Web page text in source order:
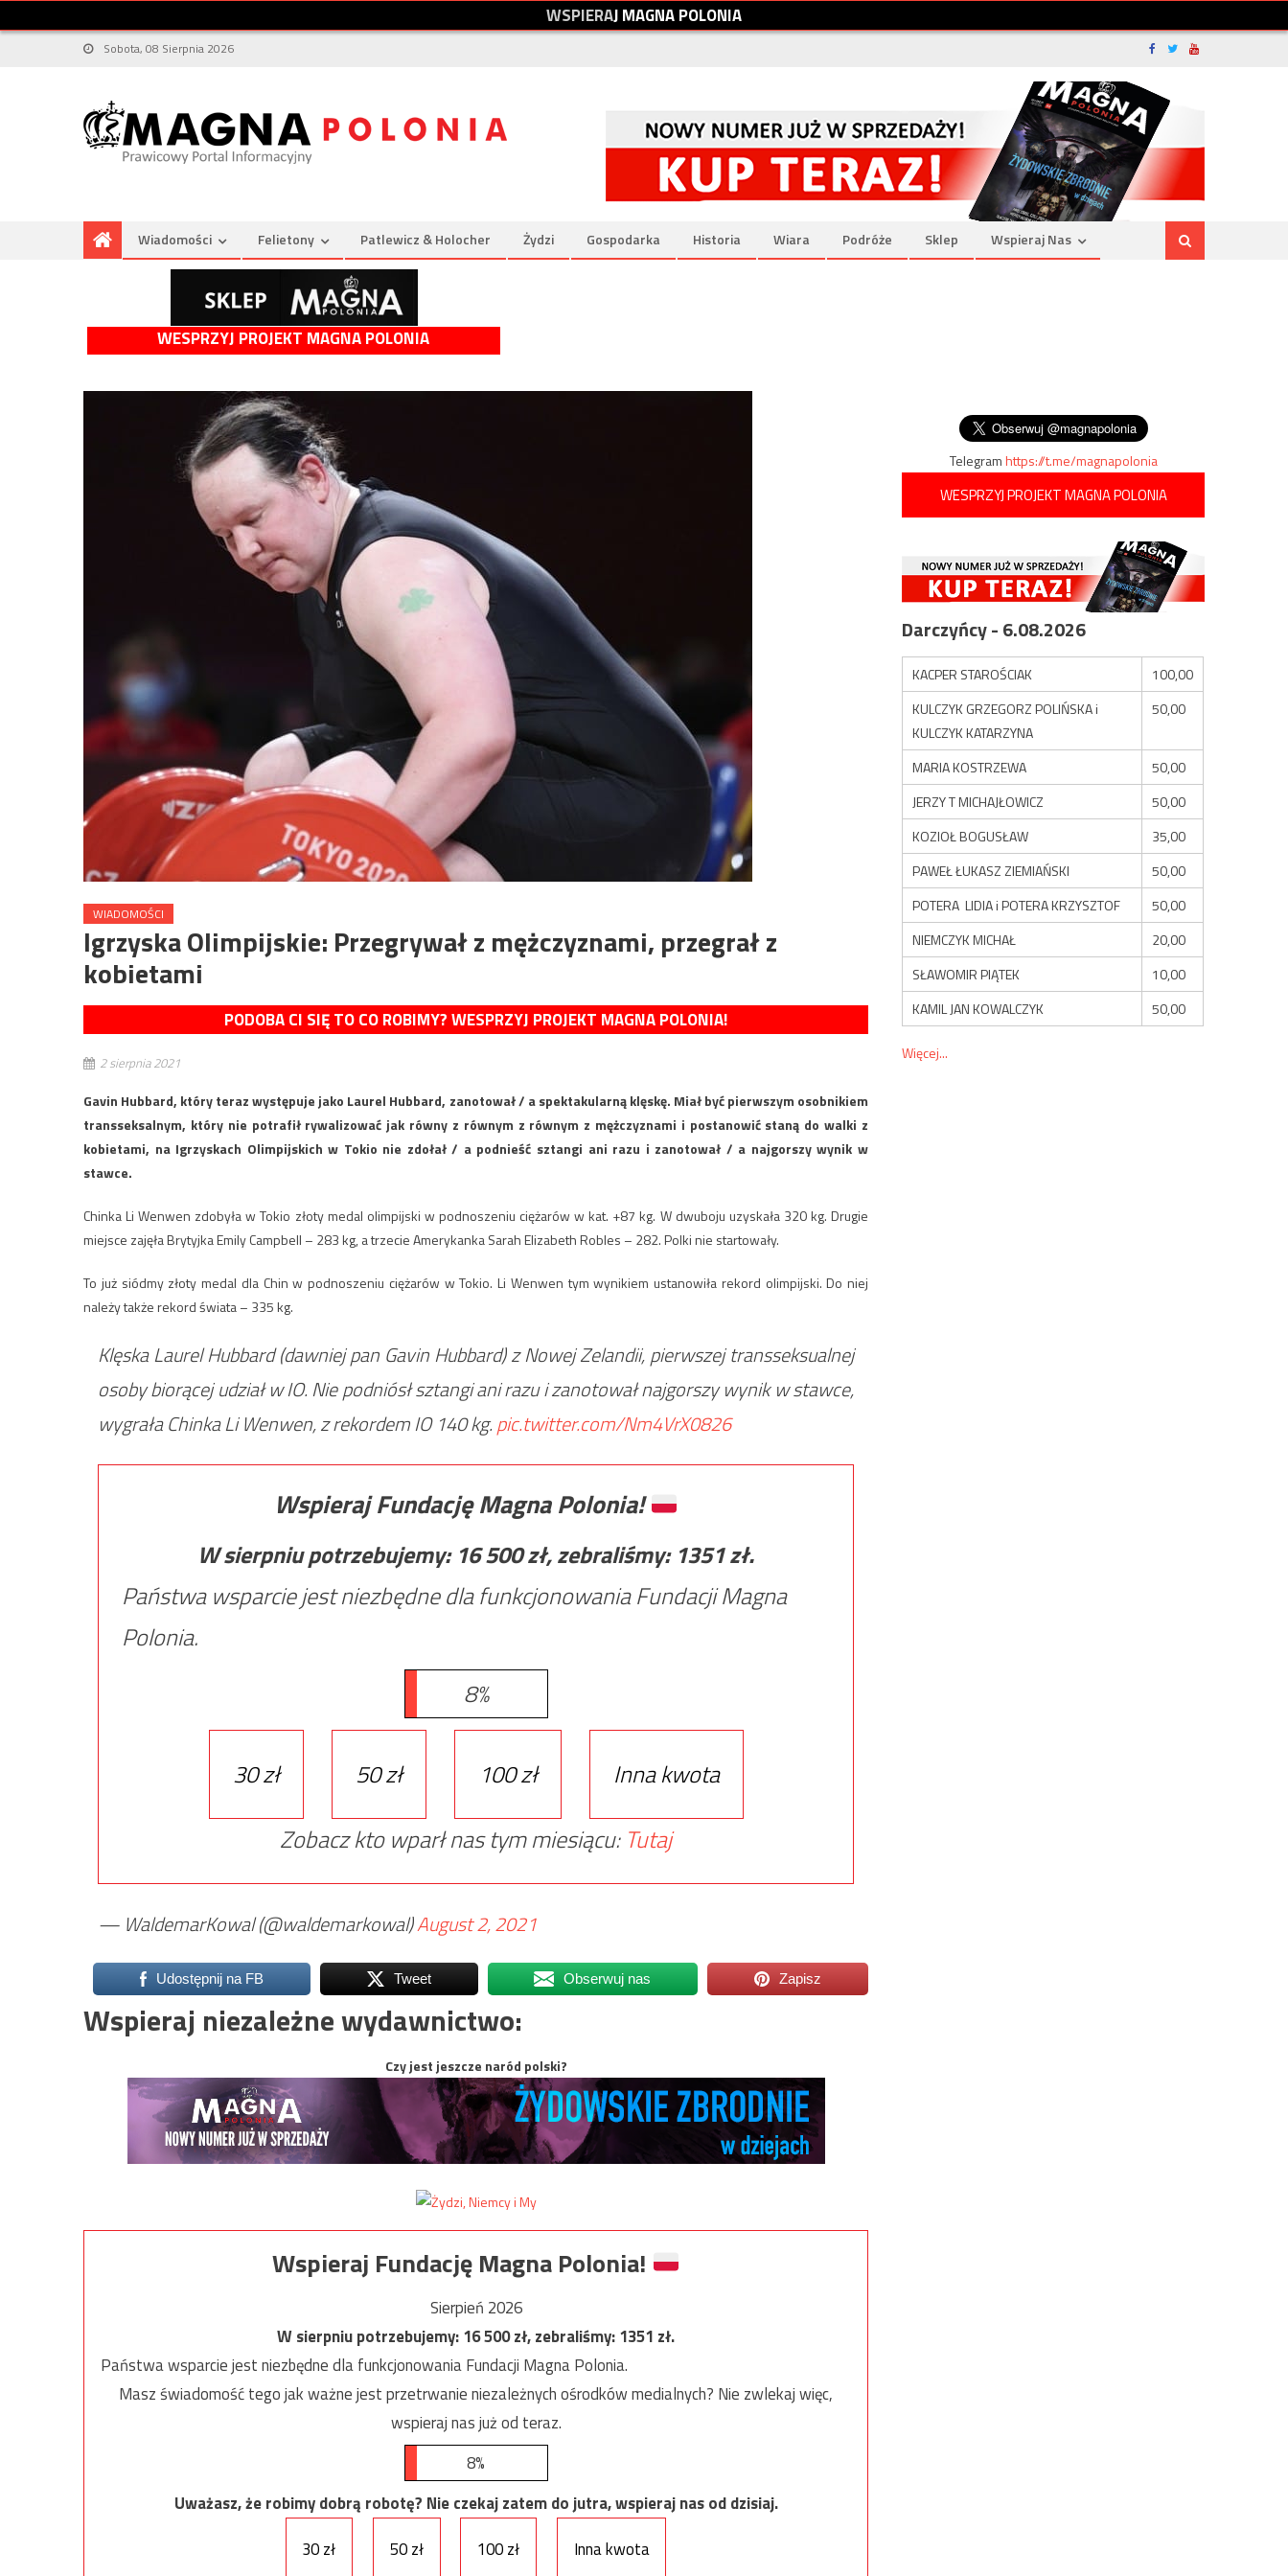
WSPIERAJMAGNAPOLONIA
Sobota, 08 Sierpnia 2026
Wiadomości Felietony Patlewicz & Holocher Żydzi Gospodarka Historia Wiara Podróże Sklep Wspieraj Nas
WESPRZYJ PROJEKT MAGNA POLONIA
WIADOMOŚCI
Igrzyska Olimpijskie: Przegrywał z mężczyznami, przegrał z
kobietami
PODOBA CI SIĘ TO CO ROBIMY? WESPRZYJ PROJEKT MAGNA POLONIA!
2 sierpnia 2021
Gavin Hubbard, który teraz występuje jako Laurel Hubbard, zanotował / a spektakularną klęskę. Miał być pierwszym osobnikiem
transseksalnym, który nie potrafił rywalizować jak równy z równym z równym z mężczyznami i postanowić staną do walki z
kobietami, na Igrzyskach Olimpijskich w Tokio nie zdołał / a podnieść sztangi ani razu i zanotował / a najgorszy wynik w
stawce.
Chinka Li Wenwen zdobyła w Tokio złoty medal olimpijski w podnoszeniu ciężarów w kat. +87 kg. W dwuboju uzyskała 320 kg. Drugie
miejsce zajęła Brytyjka Emily Campbell – 283 kg, a trzecie Amerykanka Sarah Elizabeth Robles – 282. Polki nie startowały.
To już siódmy złoty medal dla Chin w podnoszeniu ciężarów w Tokio. Li Wenwen tym wynikiem ustanowiła rekord olimpijski. Do niej
należy także rekord świata – 335 kg.
Klęska Laurel Hubbard (dawniej pan Gavin Hubbard) z Nowej Zelandii, pierwszej transseksualnej
osoby biorącej udział w IO. Nie podniósł sztangi ani razu i zanotował najgorszy wynik w stawce,
wygrała Chinka Li Wenwen, z rekordem IO 140 kg.pic.twitter.com/Nm4VrX0826
Wspieraj Fundację Magna Polonia!
W sierpniu potrzebujemy: 16 500zł, zebraliśmy: 1351zł.
Państwa wsparcie jest niezbędne dla funkcjonowania Fundacji Magna
Polonia.
8%
30 zł 50 zł 100 zł
Inna kwota
Zobacz kto wparł nas tym miesiącu: Tutaj
— WaldemarKowal (@waldemarkowal)August 2, 2021
Udostępnij na FB Tweet Obserwuj nas Zapisz
Wspieraj niezależne wydawnictwo:
Czy jest jeszcze naród polski?
Wspieraj Fundację Magna Polonia!
Sierpień 2026
W sierpniu potrzebujemy:16 500zł, zebraliśmy:1351 zł.
Państwa wsparcie jest niezbędne dla funkcjonowania Fundacji Magna Polonia.
Masz świadomość tego jak ważne jest przetrwanie niezależnych ośrodków medialnych? Nie zwlekaj więc,
wspieraj nas już od teraz.
8%
Uważasz, że robimy dobrą robotę? Nie czekaj zatem do jutra, wspieraj nas od dzisiaj.
30 zł
50 zł 100 zł Inna kwota
Telegramhttps://t.me/magnapolonia
WESPRZYJ PROJEKT MAGNA POLONIA
Darczyńcy - 6.08.2026
KACPER STAROŚCIAK
100,00
KULCZYK GRZEGORZ POLIŃSKA i
KULCZYK KATARZYNA
50,00
MARIA KOSTRZEWA
50,00
JERZY T MICHAJŁOWICZ
50,00
KOZIOŁ BOGUSŁAW
35,00
PAWEŁ ŁUKASZ ZIEMIAŃSKI
50,00
POTERA LIDIA i POTERA KRZYSZTOF
50,00
NIEMCZYK MICHAŁ
20,00
SŁAWOMIR PIĄTEK
10,00
KAMIL JAN KOWALCZYK
50,00
Więcej...